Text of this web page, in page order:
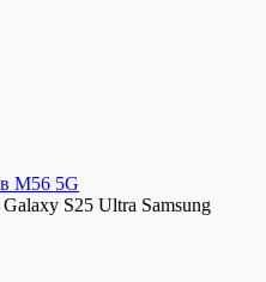
M56 5G
S25 Ultra Samsung